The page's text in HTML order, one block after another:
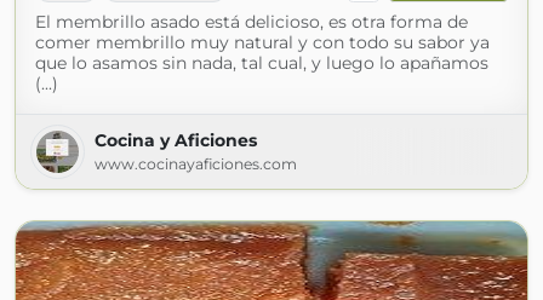
El membrillo asado está delicioso, es otra forma de
comer membrillo muy natural y con todo su sabor ya
que lo asamos sin nada, tal cual, y luego lo apañamos
(...)
Cocina y Aficiones
www.cocinayaficiones.com